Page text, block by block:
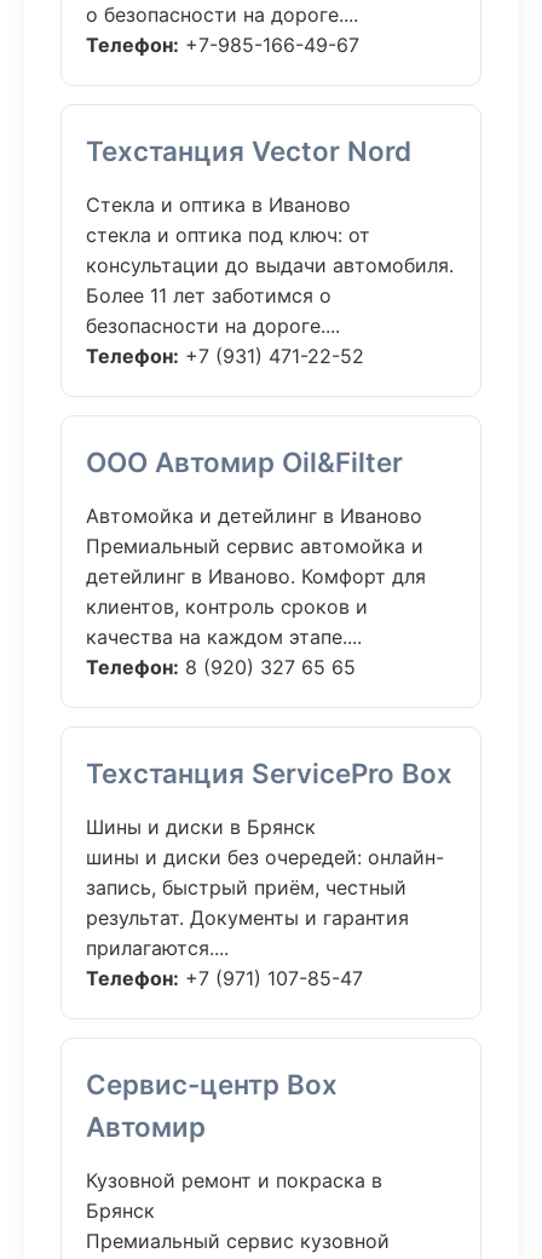
о безопасности на дороге....
Телефон: +7-985-166-49-67
Техстанция Vector Nord
Стекла и оптика в Иваново
стекла и оптика под ключ: от
консультации до выдачи автомобиля.
Более 11 лет заботимся о
безопасности на дороге....
Телефон: +7 (931) 471-22-52
ООО Автомир Oil&Filter
Автомойка и детейлинг в Иваново
Премиальный сервис автомойка и
детейлинг в Иваново. Комфорт для
клиентов, контроль сроков и
качества на каждом этапе....
Телефон: 8 (920) 327 65 65
Техстанция ServicePro Box
Шины и диски в Брянск
шины и диски без очередей: онлайн-
запись, быстрый приём, честный
результат. Документы и гарантия
прилагаются....
Телефон: +7 (971) 107-85-47
Сервис-центр Box
Автомир
Кузовной ремонт и покраска в
Брянск
Премиальный сервис кузовной